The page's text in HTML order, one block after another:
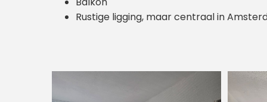
Rustige ligging, maar centraal in